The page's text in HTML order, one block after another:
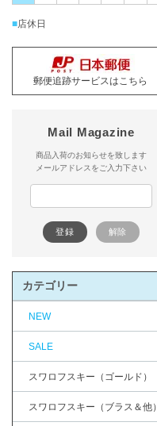
■店休日
郵便追跡サービスはこちら
Mail Magazine
商品入荷のお知らせを致します
メールアドレスをご入力下さい
カテゴリー
NEW
SALE
スワロフスキー（ゴールド）
スワロフスキー（ブラス＆他）